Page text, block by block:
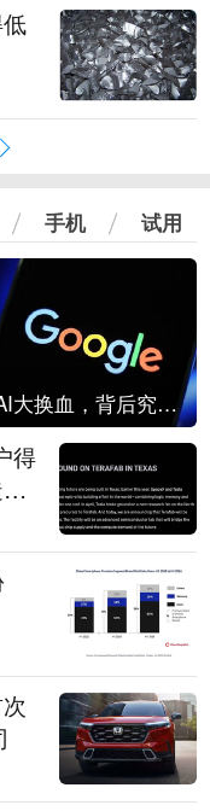
手机 试用
谷歌AI大换血，背后究竟发生了什么？
得